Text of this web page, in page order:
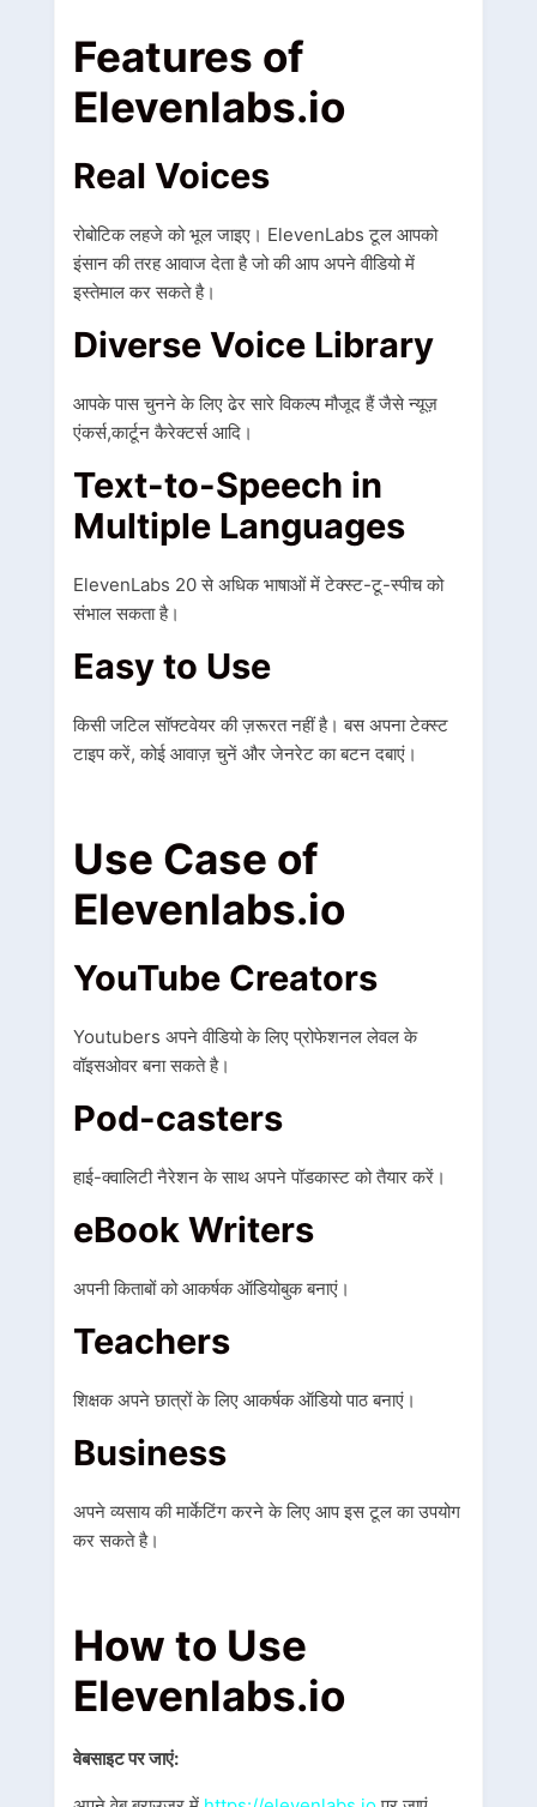
Features of
Elevenlabs.io
Real Voices
रोबोटिक लहजे को भूल जाइए। ElevenLabs टूल आपको
इंसान की तरह आवाज देता है जो की आप अपने वीडियो में
इस्तेमाल कर सकते है।
Diverse Voice Library
आपके पास चुनने के लिए ढेर सारे विकल्प मौजूद हैं जैसे न्यूज़
एंकर्स,कार्टून कैरेक्टर्स आदि।
Text-to-Speech in
Multiple Languages
ElevenLabs 20 से अधिक भाषाओं में टेक्स्ट-टू-स्पीच को
संभाल सकता है।
Easy to Use
किसी जटिल सॉफ्टवेयर की ज़रूरत नहीं है। बस अपना टेक्स्ट
टाइप करें, कोई आवाज़ चुनें और जेनरेट का बटन दबाएं।
Use Case of
Elevenlabs.io
YouTube Creators
Youtubers अपने वीडियो के लिए प्रोफेशनल लेवल के
वॉइसओवर बना सकते है।
Pod-casters
हाई-क्वालिटी नैरेशन के साथ अपने पॉडकास्ट को तैयार करें।
eBook Writers
अपनी किताबों को आकर्षक ऑडियोबुक बनाएं।
Teachers
शिक्षक अपने छात्रों के लिए आकर्षक ऑडियो पाठ बनाएं।
Business
अपने व्यसाय की मार्केटिंग करने के लिए आप इस टूल का उपयोग
कर सकते है।
How to Use
Elevenlabs.io
वेबसाइट पर जाएं: